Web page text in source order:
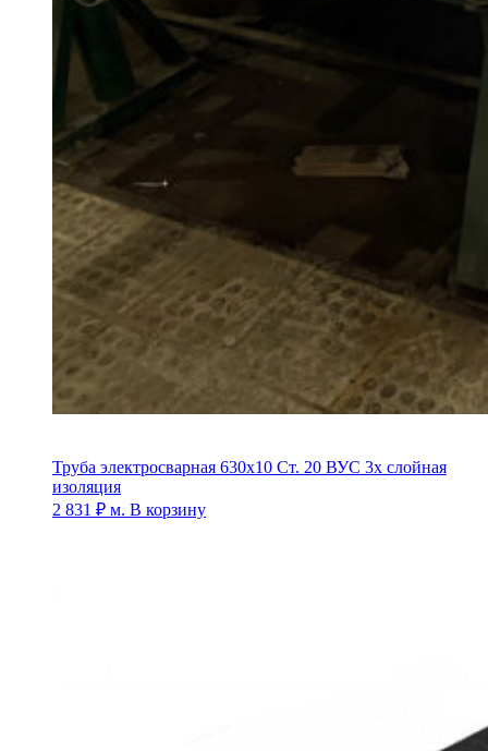
Труба электросварная 630х10 Ст. 20 ВУС 3х слойная
изоляция
2 831 ₽ м. В корзину